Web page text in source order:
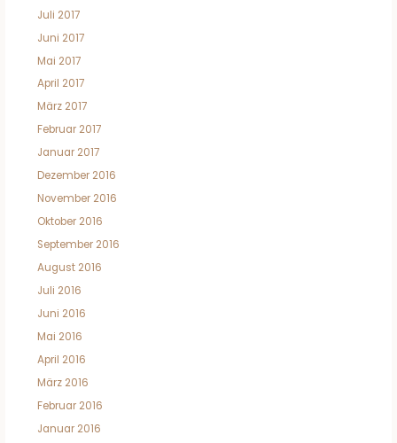
Juli 2017
Juni 2017
Mai 2017
April 2017
März 2017
Februar 2017
Januar 2017
Dezember 2016
November 2016
Oktober 2016
September 2016
August 2016
Juli 2016
Juni 2016
Mai 2016
April 2016
März 2016
Februar 2016
Januar 2016